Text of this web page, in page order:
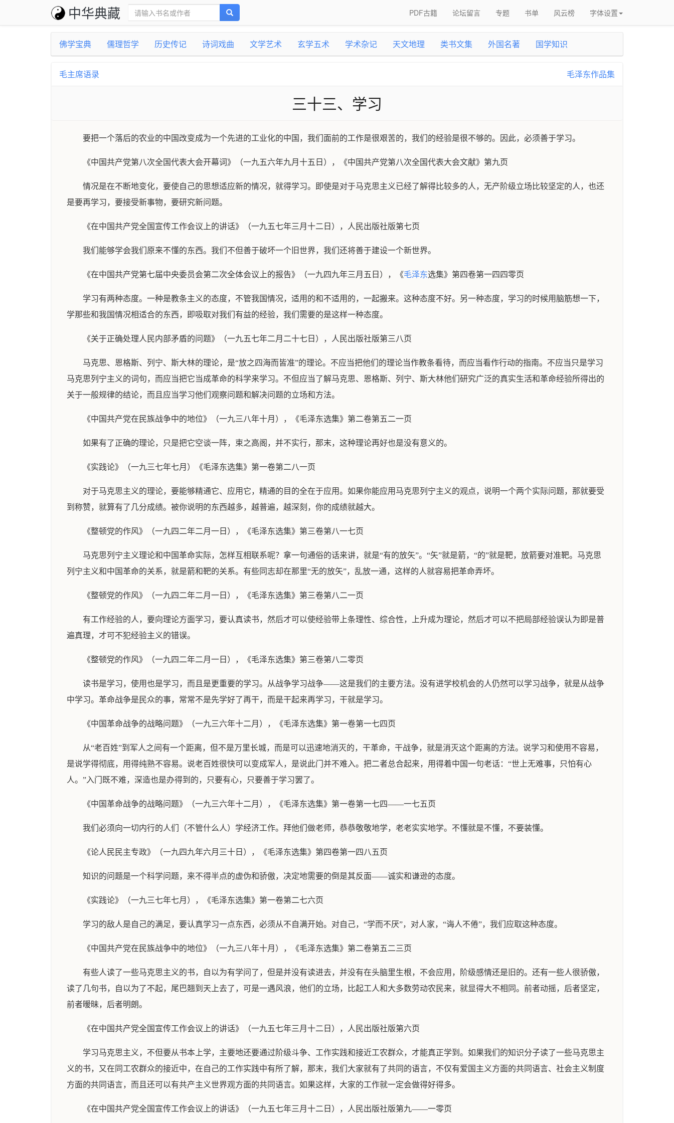
中华典藏 PDF古籍 论坛留言 专题 书单 风云榜 字体设置
佛学宝典 儒理哲学 历史传记 诗词戏曲 文学艺术 玄学五术 学术杂记 天文地理 类书文集 外国名著 国学知识
毛主席语录 毛泽东作品集
三十三、学习
要把一个落后的农业的中国改变成为一个先进的工业化的中国，我们面前的工作是很艰苦的，我们的经验是很不够的。因此，必须善于学习。
《中国共产党第八次全国代表大会开幕词》（一九五六年九月十五日），《中国共产党第八次全国代表大会文献》第九页
情况是在不断地变化，要使自己的思想适应新的情况，就得学习。即使是对于马克思主义已经了解得比较多的人，无产阶级立场比较坚定的人，也还
是要再学习，要接受新事物，要研究新问题。
《在中国共产党全国宣传工作会议上的讲话》（一九五七年三月十二日），人民出版社版第七页
我们能够学会我们原来不懂的东西。我们不但善于破坏一个旧世界，我们还将善于建设一个新世界。
《在中国共产党第七届中央委员会第二次全体会议上的报告》（一九四九年三月五日），《毛泽东选集》第四卷第一四四零页
学习有两种态度。一种是教条主义的态度，不管我国情况，适用的和不适用的，一起搬来。这种态度不好。另一种态度，学习的时候用脑筋想一下，
学那些和我国情况相适合的东西，即吸取对我们有益的经验，我们需要的是这样一种态度。
《关于正确处理人民内部矛盾的问题》（一九五七年二月二十七日），人民出版社版第三八页
马克思、恩格斯、列宁、斯大林的理论，是“放之四海而皆准”的理论。不应当把他们的理论当作教条看待，而应当看作行动的指南。不应当只是学习
马克思列宁主义的词句，而应当把它当成革命的科学来学习。不但应当了解马克思、恩格斯、列宁、斯大林他们研究广泛的真实生活和革命经验所得出的
关于一般规律的结论，而且应当学习他们观察问题和解决问题的立场和方法。
《中国共产党在民族战争中的地位》（一九三八年十月），《毛泽东选集》第二卷第五二一页
如果有了正确的理论，只是把它空谈一阵，束之高阁，并不实行，那末，这种理论再好也是没有意义的。
《实践论》（一九三七年七月）《毛泽东选集》第一卷第二八一页
对于马克思主义的理论，要能够精通它、应用它，精通的目的全在于应用。如果你能应用马克思列宁主义的观点，说明一个两个实际问题，那就要受
到称赞，就算有了几分成绩。被你说明的东西越多，越普遍，越深刻，你的成绩就越大。
《整顿党的作风》（一九四二年二月一日），《毛泽东选集》第三卷第八一七页
马克思列宁主义理论和中国革命实际，怎样互相联系呢？拿一句通俗的话来讲，就是“有的放矢”。“矢”就是箭，“的”就是靶，放箭要对准靶。马克思
列宁主义和中国革命的关系，就是箭和靶的关系。有些同志却在那里“无的放矢”，乱放一通，这样的人就容易把革命弄坏。
《整顿党的作风》（一九四二年二月一日），《毛泽东选集》第三卷第八二一页
有工作经验的人，要向理论方面学习，要认真读书，然后才可以使经验带上条理性、综合性，上升成为理论，然后才可以不把局部经验误认为即是普
遍真理，才可不犯经验主义的错误。
《整顿党的作风》（一九四二年二月一日），《毛泽东选集》第三卷第八二零页
读书是学习，使用也是学习，而且是更重要的学习。从战争学习战争——这是我们的主要方法。没有进学校机会的人仍然可以学习战争，就是从战争
中学习。革命战争是民众的事，常常不是先学好了再干，而是干起来再学习，干就是学习。
《中国革命战争的战略问题》（一九三六年十二月），《毛泽东选集》第一卷第一七四页
从“老百姓”到军人之间有一个距离，但不是万里长城，而是可以迅速地消灭的，干革命，干战争，就是消灭这个距离的方法。说学习和使用不容易，
是说学得彻底，用得纯熟不容易。说老百姓很快可以变成军人，是说此门并不难入。把二者总合起来，用得着中国一句老话：“世上无难事，只怕有心
人。”入门既不难，深造也是办得到的，只要有心，只要善于学习罢了。
《中国革命战争的战略问题》（一九三六年十二月），《毛泽东选集》第一卷第一七四——一七五页
我们必须向一切内行的人们（不管什么人）学经济工作。拜他们做老师，恭恭敬敬地学，老老实实地学。不懂就是不懂，不要装懂。
《论人民民主专政》（一九四九年六月三十日），《毛泽东选集》第四卷第一四八五页
知识的问题是一个科学问题，来不得半点的虚伪和骄傲，决定地需要的倒是其反面——诚实和谦逊的态度。
《实践论》（一九三七年七月），《毛泽东选集》第一卷第二七六页
学习的敌人是自己的满足，要认真学习一点东西，必须从不自满开始。对自己，“学而不厌”，对人家，“诲人不倦”，我们应取这种态度。
《中国共产党在民族战争中的地位》（一九三八年十月），《毛泽东选集》第二卷第五二三页
有些人读了一些马克思主义的书，自以为有学问了，但是并没有读进去，并没有在头脑里生根，不会应用，阶级感情还是旧的。还有一些人很骄傲，
读了几句书，自以为了不起，尾巴翘到天上去了，可是一遇风浪，他们的立场，比起工人和大多数劳动农民来，就显得大不相同。前者动摇，后者坚定，
前者暧昧，后者明朗。
《在中国共产党全国宣传工作会议上的讲话》（一九五七年三月十二日），人民出版社版第六页
学习马克思主义，不但要从书本上学，主要地还要通过阶级斗争、工作实践和接近工农群众，才能真正学到。如果我们的知识分子读了一些马克思主
义的书，又在同工农群众的接近中，在自己的工作实践中有所了解，那末，我们大家就有了共同的语言，不仅有爱国主义方面的共同语言、社会主义制度
方面的共同语言，而且还可以有共产主义世界观方面的共同语言。如果这样，大家的工作就一定会做得好得多。
《在中国共产党全国宣传工作会议上的讲话》（一九五七年三月十二日），人民出版社版第九——一零页